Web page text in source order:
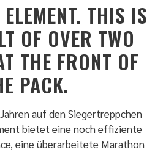
THIS IS
OF OVER TWO
THE FRONT OF
PACK.
auf den Siegertreppchen
bietet eine noch effiziente
eine überarbeitete Marathon